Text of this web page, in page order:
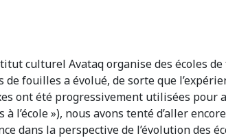
culturel Avataq organise des écoles
fouilles a évolué, de sorte que
ont été progressivement utilisées pour
»), nous avons tenté d’aller
dans la perspective de l’évolution des